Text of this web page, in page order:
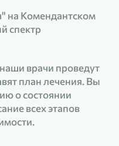
на Комендантском
спектр
врачи проведут
план лечения. Вы
о состоянии
всех этапов